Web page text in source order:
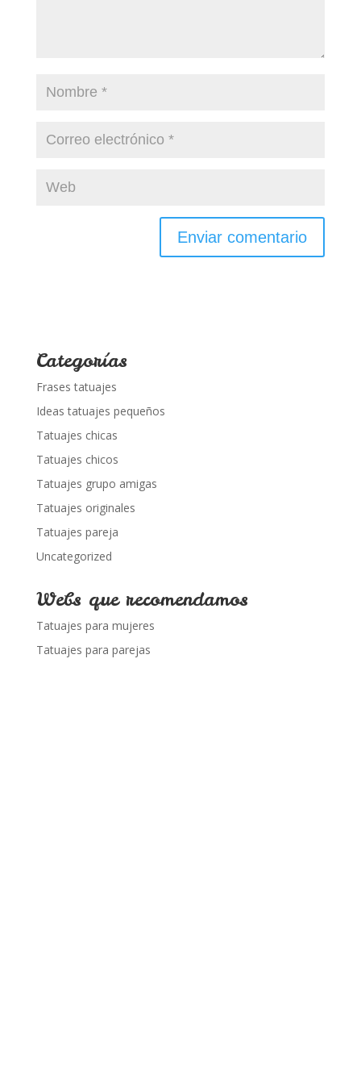
Categorías
Frases tatuajes
Ideas tatuajes pequeños
Tatuajes chicas
Tatuajes chicos
Tatuajes grupo amigas
Tatuajes originales
Tatuajes pareja
Uncategorized
Webs que recomendamos
Tatuajes para mujeres
Tatuajes para parejas